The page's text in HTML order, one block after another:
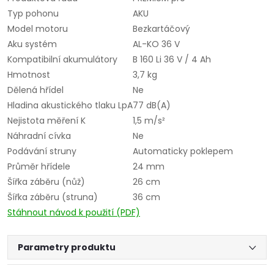
Typ pohonu
AKU
Model motoru
Bezkartáčový
Aku systém
AL-KO 36 V
Kompatibilní akumulátory
B 160 Li 36 V / 4 Ah
Hmotnost
3,7 kg
Dělená hřídel
Ne
Hladina akustického tlaku LpA77 dB(A)
Nejistota měření K
1,5 m/s²
Náhradní cívka
Ne
Podávání struny
Automaticky poklepem
Průměr hřídele
24 mm
Šířka záběru (nůž)
26 cm
Šířka záběru (struna)
36 cm
Stáhnout návod k použití (PDF)
Parametry produktu